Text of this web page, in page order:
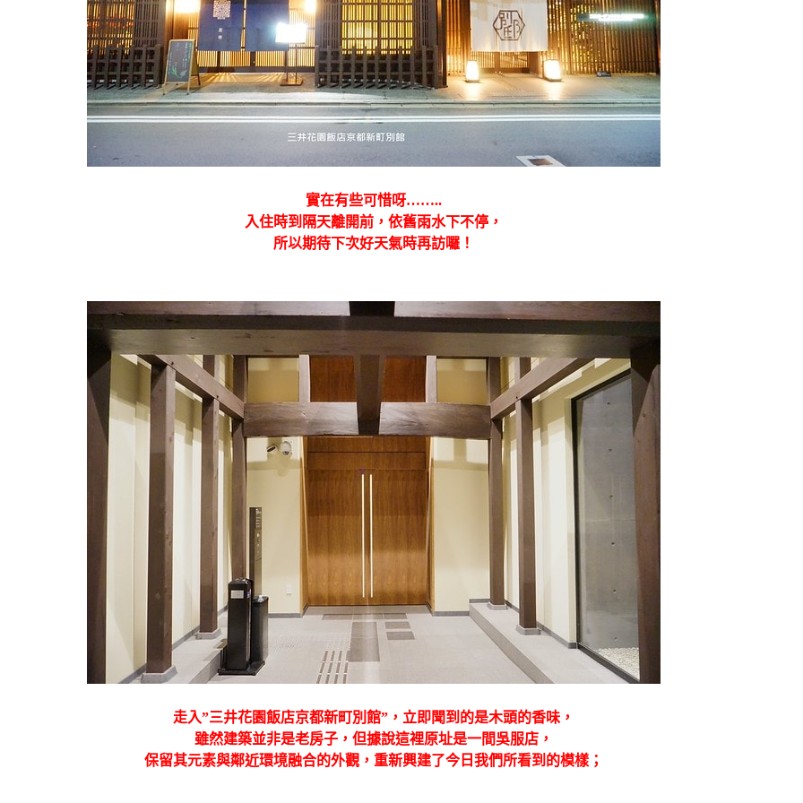
實在有些可惜呀……..
入住時到隔天離開前，依舊雨水下不停，
所以期待下次好天氣時再訪囉！
走入”三井花園飯店京都新町別館”，立即聞到的是木頭的香味，
雖然建築並非是老房子，但據說這裡原址是一間吳服店，
保留其元素與鄰近環境融合的外觀，重新興建了今日我們所看到的模樣；